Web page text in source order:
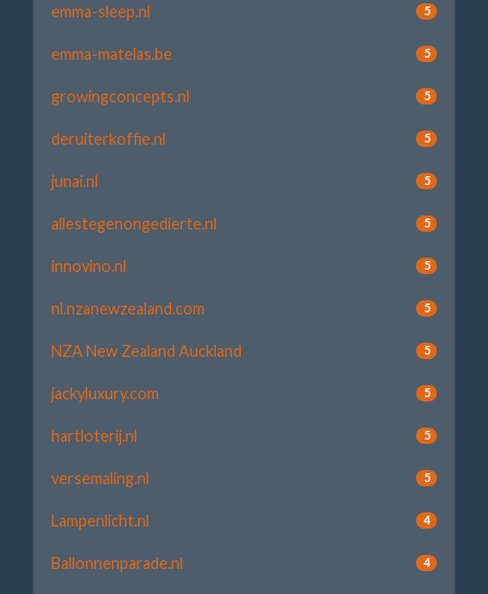
emma-sleep.nl 5
emma-matelas.be 5
growingconcepts.nl 5
deruiterkoffie.nl 5
junai.nl 5
allestegenongedierte.nl 5
innovino.nl 5
nl.nzanewzealand.com 5
NZA New Zealand Auckland 5
jackyluxury.com 5
hartloterij.nl 5
versemaling.nl 5
Lampenlicht.nl 4
Ballonnenparade.nl 4